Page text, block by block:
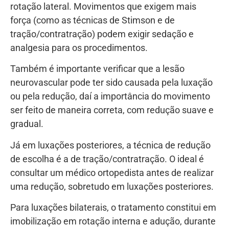
rotação lateral. Movimentos que exigem mais
força (como as técnicas de Stimson e de
tração/contratração) podem exigir sedação e
analgesia para os procedimentos.
Também é importante verificar que a lesão
neurovascular pode ter sido causada pela luxação
ou pela redução, daí a importância do movimento
ser feito de maneira correta, com redução suave e
gradual.
Já em luxações posteriores, a técnica de redução
de escolha é a de tração/contratração. O ideal é
consultar um médico ortopedista antes de realizar
uma redução, sobretudo em luxações posteriores.
Para luxações bilaterais, o tratamento constitui em
imobilização em rotação interna e adução, durante